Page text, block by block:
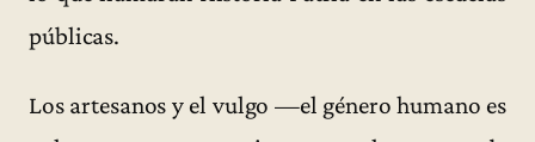
públicas.
Los artesanos y el vulgo —el género humano es